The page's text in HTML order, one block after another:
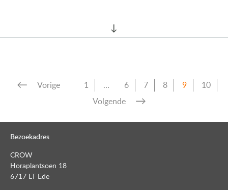
Vorige 1 … 6 7 8 9
10
Volgende
Bezoekadres
CROW
Horaplantsoen 18
6717 LT Ede